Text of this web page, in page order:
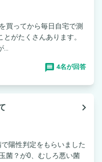
買ってから毎日自宅で測
がたくさんあります。
4名が回答
navigate_next
菌？が0、むしろ悪い菌